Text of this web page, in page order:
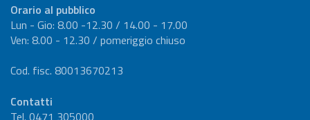
Orario al pubblico
Lun - Gio: 8.00 -12.30 / 14.00 - 17.00
Ven: 8.00 - 12.30 / pomeriggio chiuso
Cod. fisc. 80013670213
Contatti
Tel. 0471 305000